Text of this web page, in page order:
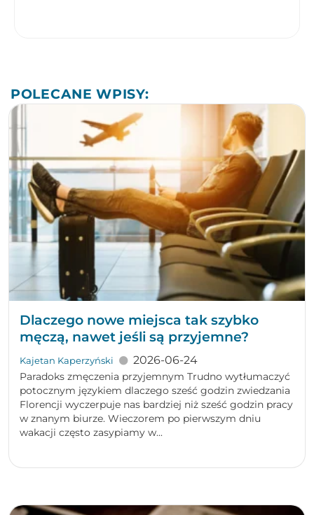
POLECANE WPISY:
Dlaczego nowe miejsca tak szybko
męczą, nawet jeśli są przyjemne?
Kajetan Kaperzyński 2026-06-24
Paradoks zmęczenia przyjemnym Trudno wytłumaczyć
potocznym językiem dlaczego sześć godzin zwiedzania
Florencji wyczerpuje nas bardziej niż sześć godzin pracy
w znanym biurze. Wieczorem po pierwszym dniu
wakacji często zasypiamy w...